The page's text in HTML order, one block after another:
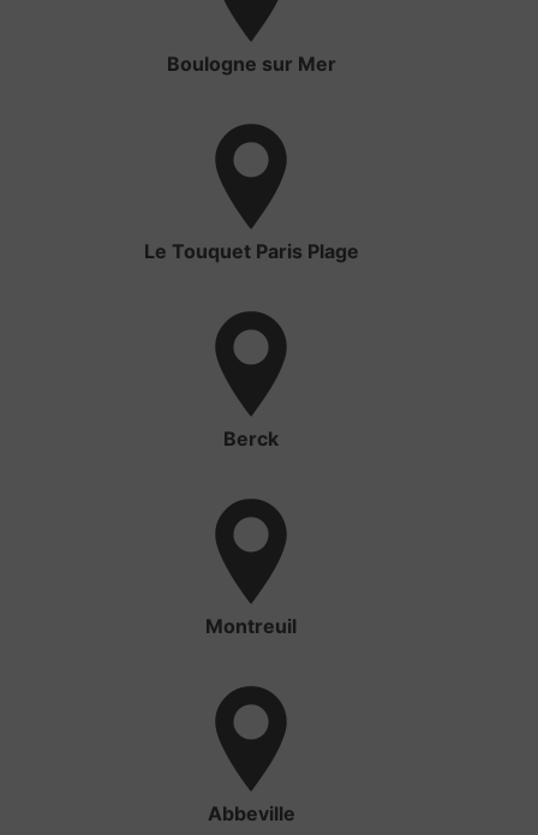
Boulogne sur Mer
Le Touquet Paris Plage
Berck
Montreuil
Abbeville